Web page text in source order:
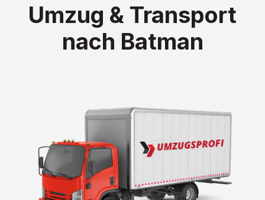
Umzug & Transport
nach Batman